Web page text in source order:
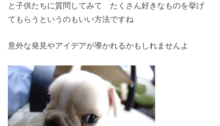
と子供たちに質問してみて たくさん好きなものを挙げ
てもらうというのもいい方法ですね
意外な発見やアイデアが導かれるかもしれませんよ